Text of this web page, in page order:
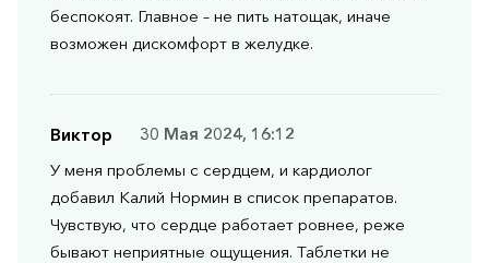
беспокоят. Главное – не пить натощак, иначе
возможен дискомфорт в желудке.
Виктор
30 Мая 2024, 16:12
У меня проблемы с сердцем, и кардиолог
добавил Калий Нормин в список препаратов.
Чувствую, что сердце работает ровнее, реже
бывают неприятные ощущения. Таблетки не